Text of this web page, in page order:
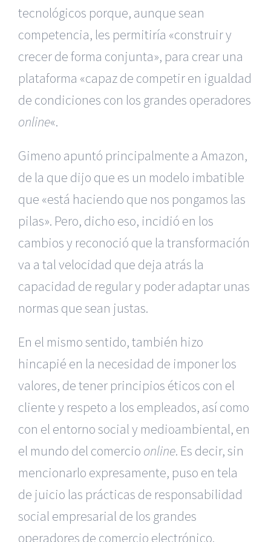
tecnológicos porque, aunque sean
competencia, les permitiría «construir y
crecer de forma conjunta», para crear una
plataforma «capaz de competir en igualdad
de condiciones con los grandes operadores
online«.
Gimeno apuntó principalmente a Amazon,
de la que dijo que es un modelo imbatible
que «está haciendo que nos pongamos las
pilas». Pero, dicho eso, incidió en los
cambios y reconoció que la transformación
va a tal velocidad que deja atrás la
capacidad de regular y poder adaptar unas
normas que sean justas.
En el mismo sentido, también hizo
hincapié en la necesidad de imponer los
valores, de tener principios éticos con el
cliente y respeto a los empleados, así como
con el entorno social y medioambiental, en
el mundo del comercio online. Es decir, sin
mencionarlo expresamente, puso en tela
de juicio las prácticas de responsabilidad
social empresarial de los grandes
operadores de comercio electrónico.
|Reclamación de Accidentes en Alicante|Reclamación
de Accidentes en Madrid| BGD Abogados Madrid